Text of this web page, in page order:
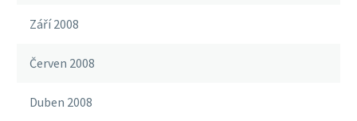
Září 2008
Červen 2008
Duben 2008